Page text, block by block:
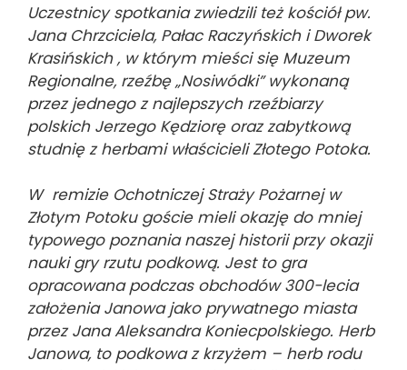
Uczestnicy spotkania zwiedzili też kościół pw.
Jana Chrzciciela, Pałac Raczyńskich i Dworek
Krasińskich , w którym mieści się Muzeum
Regionalne, rzeźbę „Nosiwódki” wykonaną
przez jednego z najlepszych rzeźbiarzy
polskich Jerzego Kędziorę oraz zabytkową
studnię z herbami właścicieli Złotego Potoka.
W remizie Ochotniczej Straży Pożarnej w
Złotym Potoku goście mieli okazję do mniej
typowego poznania naszej historii przy okazji
nauki gry rzutu podkową. Jest to gra
opracowana podczas obchodów 300-lecia
założenia Janowa jako prywatnego miasta
przez Jana Aleksandra Koniecpolskiego. Herb
Janowa, to podkowa z krzyżem – herb rodu